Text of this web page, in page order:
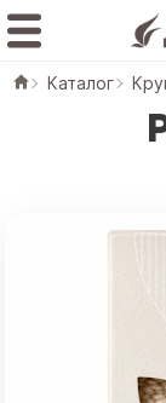
Каталог